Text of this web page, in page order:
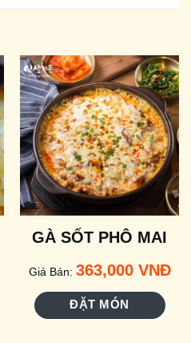
GÀ SỐT PHÔ MAI
Giá Bán: 363,000 VNĐ
ĐẶT MÓN